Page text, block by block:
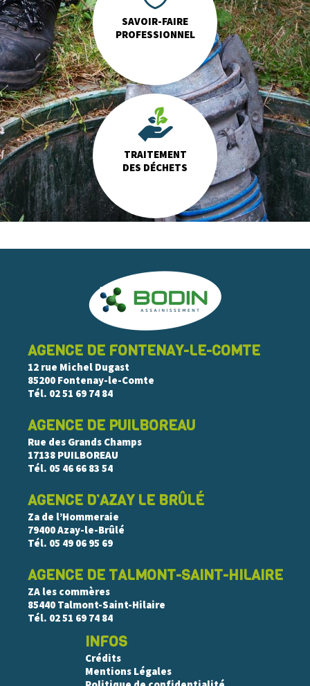
SAVOIR-FAIRE
PROFESSIONNEL
TRAITEMENT
DES DÉCHETS
AGENCE DE FONTENAY-LE-COMTE
12 rue Michel Dugast
85200 Fontenay-le-Comte
Tél. 02 51 69 74 84
AGENCE DE PUILBOREAU
Rue des Grands Champs
17138 PUILBOREAU
Tél. 05 46 66 83 54
AGENCE D’AZAY LE BRÛLÉ
Za de l’Hommeraie
79400 Azay-le-Brûlé
Tél. 05 49 06 95 69
AGENCE DE TALMONT-SAINT-HILAIRE
ZA les commères
85440 Talmont-Saint-Hilaire
Tél. 02 51 69 74 84
INFOS
Crédits
Mentions Légales